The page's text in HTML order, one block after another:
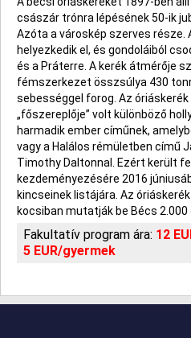
császár trónra lépésének 50-ik
Azóta a városkép szerves része.
helyezkedik el, és gondoláiból
és a Práterre. A kerék átmérője
fémszerkezet összsúlya 430
sebességgel forog. Az
„főszereplője” volt különböző
harmadik ember címűnek,
vagy a Halálos rémületben című
Timothy Daltonnal. Ezért került
kezdeményezésére 2016
kincseinek listájára. Az
kocsiban mutatják be Bécs
Fakultatív program ára: 12
5 EUR/gyermek